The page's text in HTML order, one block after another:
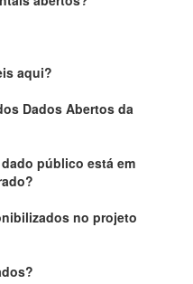
aqui?
Dados Abertos da
público está em
no projeto